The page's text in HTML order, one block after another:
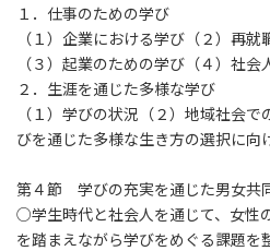
１．仕事のための学び
（１）企業における学び（２）再
（３）起業のための学び（４）社
２．生涯を通じた多様な学び
（１）学びの状況（２）地域社会
びを通じた多様な生き方の選択に向
第４節 学びの充実を通じた男女共
○学生時代と社会人を通じて、女性
を踏まえながら学びをめぐる課題を